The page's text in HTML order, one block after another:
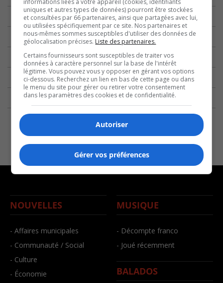
NOUVELLES
- Affaires municipales
- Communauté / Social
- Culture
- Économie
MUSIQUE
- Décompte franco
- Joué récemment
BALADOS
informations liées à votre appareil (cookies, identifiants
uniques et autres types de données) pourront être stockées
et consultées par 66 partenaires, ainsi que partagées avec lui,
ou utilisées spécifiquement par ce site. Nos partenaires et
nous-mêmes sommes susceptibles d'utiliser des données de
géolocalisation précises. Liste des partenaires.
Certains fournisseurs sont susceptibles de traiter vos
données à caractère personnel sur la base de l'intérêt
légitime. Vous pouvez vous y opposer en gérant vos options
ci-dessous. Recherchez un lien en bas de cette page ou dans
le menu du site pour gérer ou retirer votre consentement
dans les paramètres des cookies et de confidentialité.
Autoriser
Gérer vos préférences